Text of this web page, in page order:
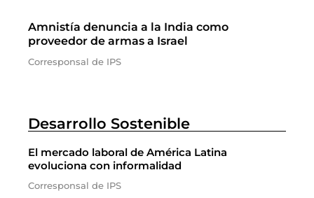
Amnistía denuncia a la India como
proveedor de armas a Israel
Corresponsal de IPS
Desarrollo Sostenible
El mercado laboral de América Latina
evoluciona con informalidad
Corresponsal de IPS